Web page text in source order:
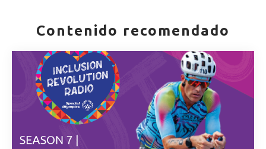
Contenido recomendado